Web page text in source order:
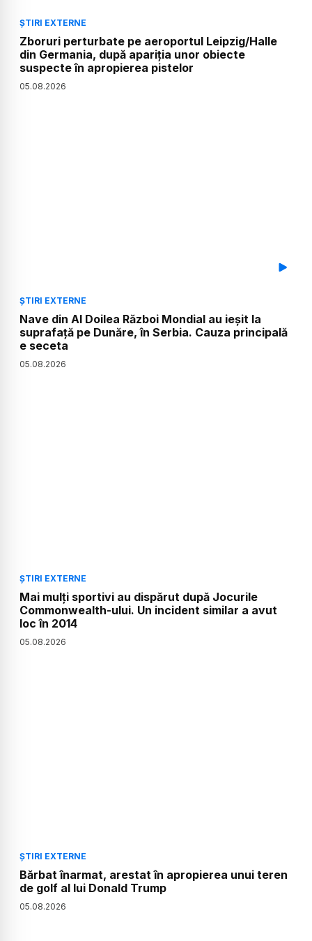
ȘTIRI EXTERNE
Zboruri perturbate pe aeroportul Leipzig/Halle
din Germania, după apariția unor obiecte
suspecte în apropierea pistelor
05.08.2026
ȘTIRI EXTERNE
Nave din Al Doilea Război Mondial au ieșit la
suprafață pe Dunăre, în Serbia. Cauza principală
e seceta
05.08.2026
ȘTIRI EXTERNE
Mai mulți sportivi au dispărut după Jocurile
Commonwealth-ului. Un incident similar a avut
loc în 2014
05.08.2026
ȘTIRI EXTERNE
Bărbat înarmat, arestat în apropierea unui teren
de golf al lui Donald Trump
05.08.2026